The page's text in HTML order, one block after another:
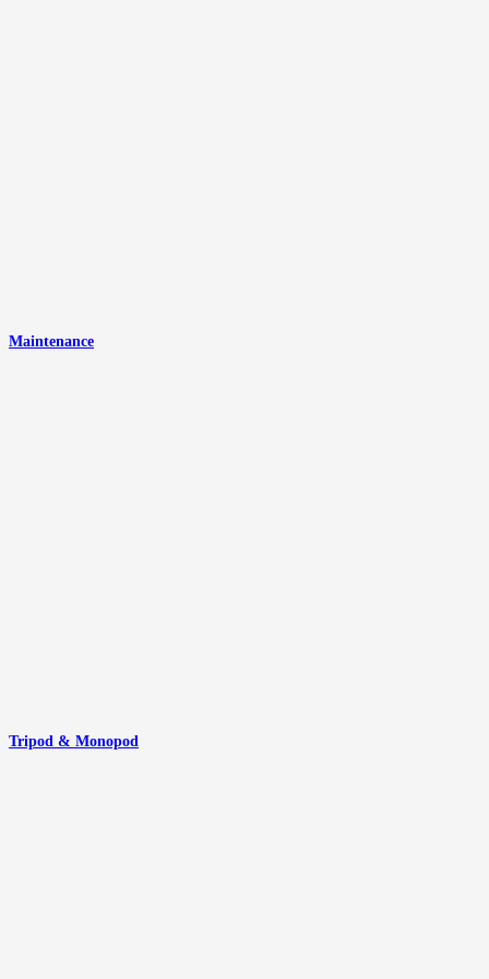
Maintenance
Tripod & Monopod